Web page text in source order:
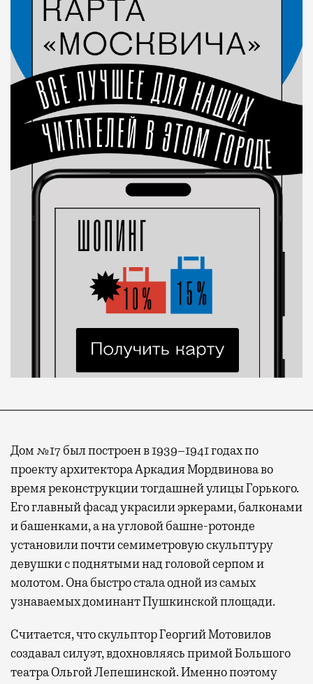
Дом №17 был построен в 1939–1941 годах по
проекту архитектора Аркадия Мордвинова во
время реконструкции тогдашней улицы Горького.
Его главный фасад украсили эркерами, балконами
и башенками, а на угловой башне-ротонде
установили почти семиметровую скульптуру
девушки с поднятыми над головой серпом и
молотом. Она быстро стала одной из самых
узнаваемых доминант Пушкинской площади.
Считается, что скульптор Георгий Мотовилов
создавал силуэт, вдохновляясь примой Большого
театра Ольгой Лепешинской. Именно поэтому